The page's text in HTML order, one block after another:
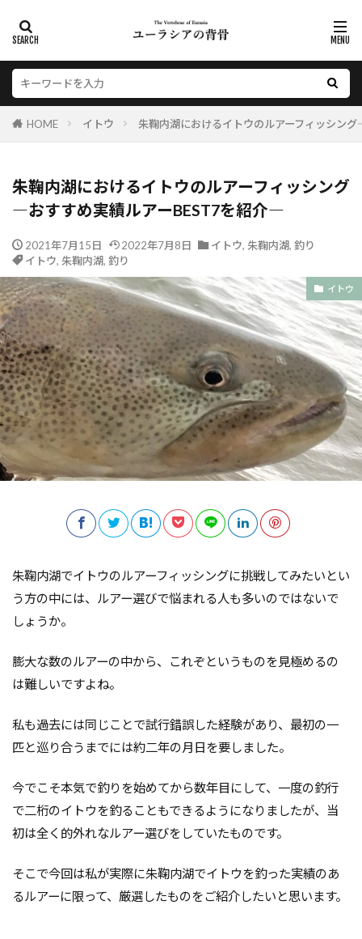
HOME イトウ 朱鞠内湖におけるイトウのルアーフィッシン
朱鞠内湖におけるイトウのルアーフィッシング
―おすすめ実績ルアーBEST7を紹介―
2021年7月15日 2022年7月8日 イトウ, 朱鞠内湖, 釣り
イトウ, 朱鞠内湖, 釣り
イトウ
朱鞠内湖でイトウのルアーフィッシングに挑戦してみたいとい
う方の中には、ルアー選びで悩まれる人も多いのではないで
しょうか。
膨大な数のルアーの中から、これぞというものを見極めるの
は難しいですよね。
私も過去には同じことで試行錯誤した経験があり、最初の一
匹と巡り合うまでには約二年の月日を要しました。
今でこそ本気で釣りを始めてから数年目にして、一度の釣行
で二桁のイトウを釣ることもできるようになりましたが、当
初は全く的外れなルアー選びをしていたものです。
そこで今回は私が実際に朱鞠内湖でイトウを釣った実績のあ
るルアーに限って、厳選したものをご紹介したいと思います。